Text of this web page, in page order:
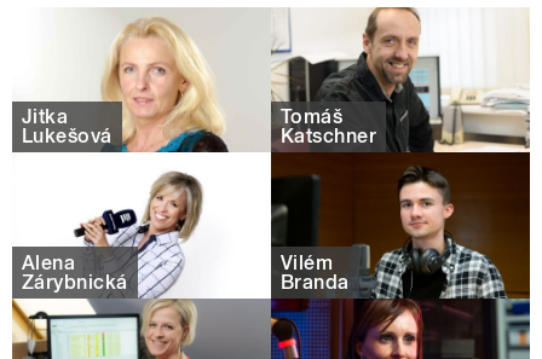
Jitka
Lukešová
Tomáš
Katschner
Alena
Zárybnická
Vilém
Branda